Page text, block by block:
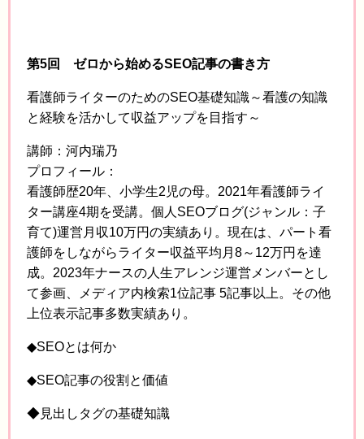
第5回 ゼロから始めるSEO記事の書き方
看護師ライターのためのSEO基礎知識～看護の知識
と経験を活かして収益アップを目指す～
講師：河内瑞乃
プロフィール：
看護師歴20年、小学生2児の母。2021年看護師ライ
ター講座4期を受講。個人SEOブログ(ジャンル：子
育て)運営月収10万円の実績あり。現在は、パート看
護師をしながらライター収益平均月8～12万円を達
成。2023年ナースの人生アレンジ運営メンバーとし
て参画、メディア内検索1位記事 5記事以上。その他
上位表示記事多数実績あり。
◆SEOとは何か
◆SEO記事の役割と価値
◆見出しタグの基礎知識